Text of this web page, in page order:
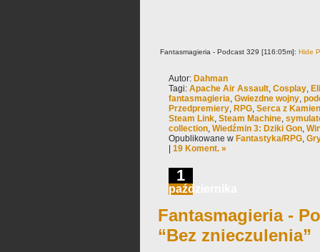
Fantasmagieria - Podcast 329 [116:05m]: Hide
Autor: Dahman
Tagi: Apache Air Assault, Cosplay,
fantasmagieria, Gwiezdne wojny,
Przedpremiery, RPG, Serca z
Steam Link, Steam Machine,
collection, Wiedźmin 3: Dziki Gon,
Opublikowane w Fantastyka/RPG,
19 Koment. »
1
października
Fantasmagieria -
“Bez znieczulenia”